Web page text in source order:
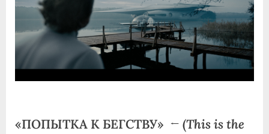
«ПОПЫТКА К БЕГСТВУ» ← (This is the